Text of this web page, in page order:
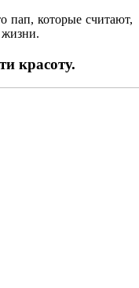
пап, которые считают,
жизни.
красоту.